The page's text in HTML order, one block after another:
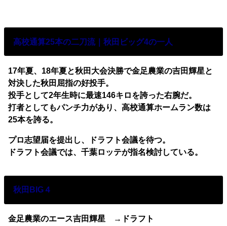
高校通算25本の二刀流｜秋田ビッグ4の一人
17年夏、18年夏と秋田大会決勝で金足農業の吉田輝星と
対決した秋田屈指の好投手。
投手として2年生時に最速146キロを誇った右腕だ。
打者としてもパンチ力があり、高校通算ホームラン数は
25本を誇る。
プロ志望届を提出し、ドラフト会議を待つ。
ドラフト会議では、千葉ロッテが指名検討している。
秋田BIG４
金足農業のエース吉田輝星 →ドラフト